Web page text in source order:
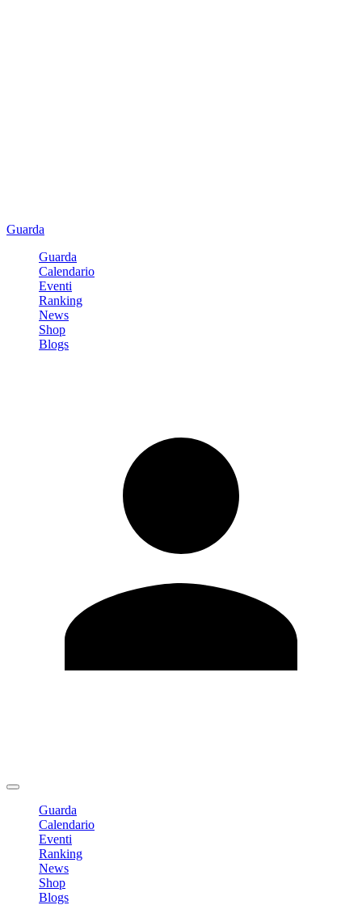
Guarda
Guarda
Calendario
Eventi
Ranking
News
Shop
Blogs
Guarda
Calendario
Eventi
Ranking
News
Shop
Blogs